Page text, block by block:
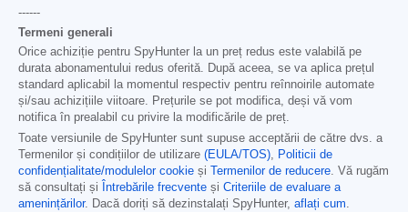
------
Termeni generali
Orice achiziție pentru SpyHunter la un preț redus este valabilă pe
durata abonamentului redus oferită. După aceea, se va aplica prețul
standard aplicabil la momentul respectiv pentru reînnoirile automate
și/sau achizițiile viitoare. Prețurile se pot modifica, deși vă vom
notifica în prealabil cu privire la modificările de preț.
Toate versiunile de SpyHunter sunt supuse acceptării de către dvs. a
Termenilor și condițiilor de utilizare (EULA/TOS), Politicii de
confidențialitate/modulelor cookie și Termenilor de reducere. Vă rugăm
să consultați și
Întrebările frecvente și Criteriile de evaluare a
amenințărilor. Dacă doriți să dezinstalați SpyHunter, aflați cum.